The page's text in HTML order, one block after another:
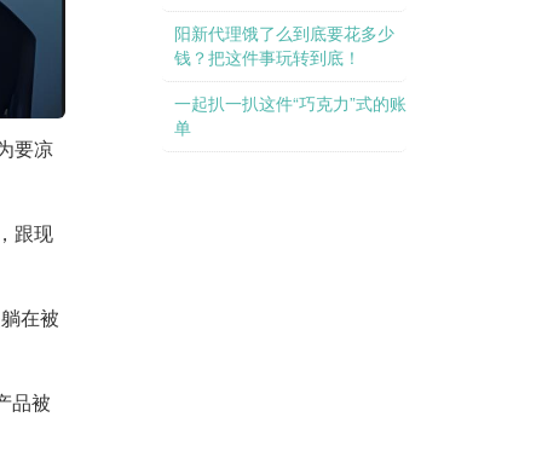
要凉
跟现
在被
品被
阳新代理饿了么到底要花多少
钱？把这件事玩转到底！
信托利益到底是多高？让我们
一起扒一扒这件“巧克力”式的账
单